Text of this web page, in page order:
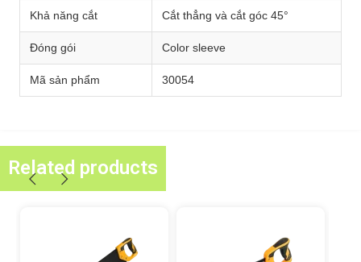
Khả năng cắt Cắt thẳng và cắt góc 45°
Đóng gói Color sleeve
Mã sản phẩm 30054
Related products